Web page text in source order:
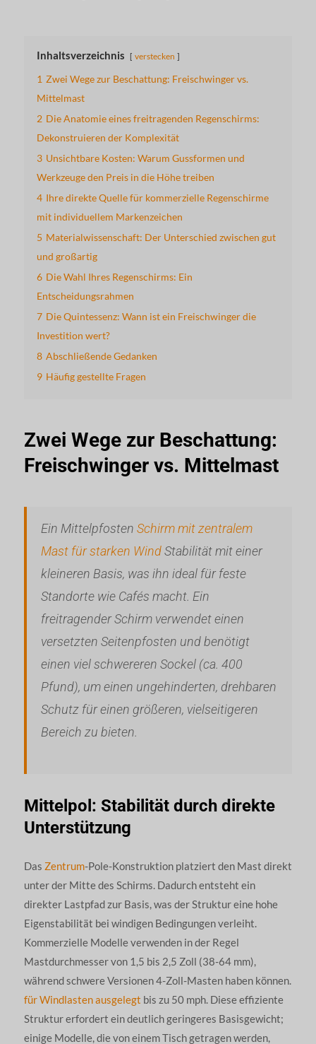
Inhaltsverzeichnis verstecken
1 Zwei Wege zur Beschattung: Freischwinger vs.
Mittelmast
2 Die Anatomie eines freitragenden Regenschirms:
Dekonstruieren der Komplexität
3 Unsichtbare Kosten: Warum Gussformen und
Werkzeuge den Preis in die Höhe treiben
4 Ihre direkte Quelle für kommerzielle Regenschirme
mit individuellem Markenzeichen
5 Materialwissenschaft: Der Unterschied zwischen gut
und großartig
6 Die Wahl Ihres Regenschirms: Ein
Entscheidungsrahmen
7 Die Quintessenz: Wann ist ein Freischwinger die
Investition wert?
8 Abschließende Gedanken
9 Häufig gestellte Fragen
Zwei Wege zur Beschattung:
Freischwinger vs. Mittelmast
Ein Mittelpfosten Schirm mit zentralem
Mast für starken WindStabilität mit einer
kleineren Basis, was ihn ideal für feste
Standorte wie Cafés macht. Ein
freitragender Schirm verwendet einen
versetzten Seitenpfosten und benötigt
einen viel schwereren Sockel (ca. 400
Pfund), um einen ungehinderten, drehbaren
Schutz für einen größeren, vielseitigeren
Bereich zu bieten.
Mittelpol: Stabilität durch direkte
Unterstützung
Das Zentrum-Pole-Konstruktion platziert den Mast direkt
unter der Mitte des Schirms. Dadurch entsteht ein
direkter Lastpfad zur Basis, was der Struktur eine hohe
Eigenstabilität bei windigen Bedingungen verleiht.
Kommerzielle Modelle verwenden in der Regel
Mastdurchmesser von 1,5 bis 2,5 Zoll (38-64 mm),
während schwere Versionen 4-Zoll-Masten haben können.
für Windlasten ausgelegt bis zu 50 mph. Diese effiziente
Struktur erfordert ein deutlich geringeres Basisgewicht;
einige Modelle, die von einem Tisch getragen werden,